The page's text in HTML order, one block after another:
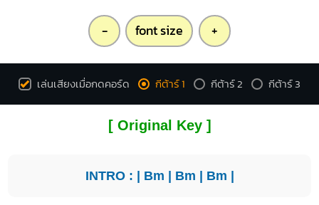
- font size +
เล่นเสียงเมื่อกดคอร์ด กีต้าร์ 1 กีต้าร์ 2 กีต้าร์ 3
[ Original Key ]
INTRO : | Bm | Bm | Bm |